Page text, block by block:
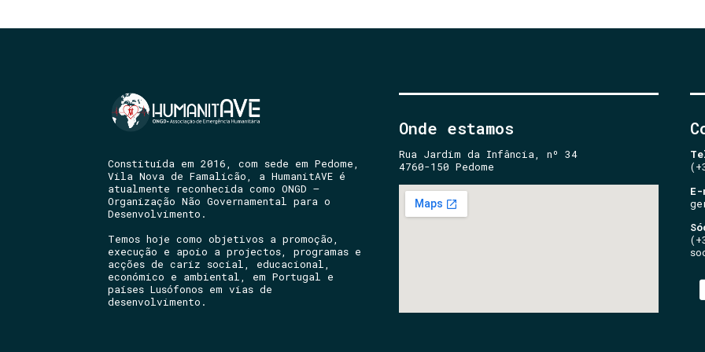
Constituída em 2016, com sede em Pedome,
Vila Nova de Famalicão, a HumanitAVE é
atualmente reconhecida como ONGD –
Organização Não Governamental para o
Desenvolvimento.
Temos hoje como objetivos a promoção,
execução e apoio a projectos, programas e
acções de cariz social, educacional,
económico e ambiental, em Portugal e
países Lusófonos em vias de
desenvolvimento.
Onde estamos
Rua Jardim da Infância, nº 34
4760-150 Pedome